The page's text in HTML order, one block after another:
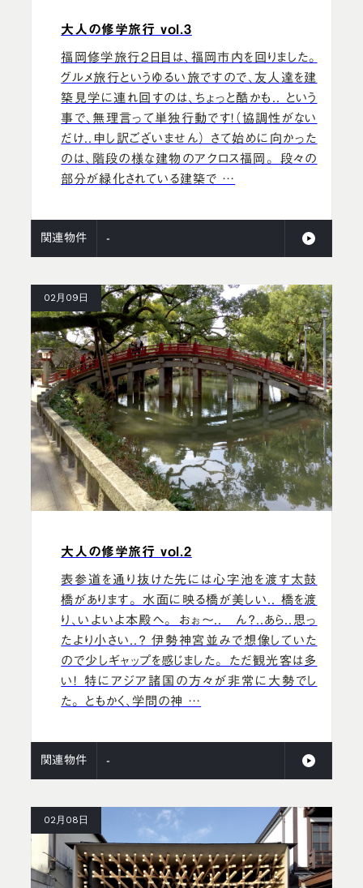
大人の修学旅行 vol.3
福岡修学旅行2日目は、福岡市内を回りました。
グルメ旅行というゆるい旅ですので、友人達を建
築見学に連れ回すのは、ちょっと酷かも.. という
事で、無理言って単独行動です！（協調性がない
だけ..申し訳ございません） さて始めに向かった
のは、階段の様な建物のアクロス福岡。 段々の
部分が緑化されている建築で …
関連物件 -
02月09日
大人の修学旅行 vol.2
表参道を通り抜けた先には心字池を渡す太鼓
橋があります。 水面に映る橋が美しい.. 橋を渡
り、いよいよ本殿へ。 おぉ～.. ん？..あら..思っ
たより小さい..？ 伊勢神宮並みで想像していた
ので少しギャップを感じました。 ただ観光客は多
い！ 特にアジア諸国の方々が非常に大勢でし
た。 ともかく、学問の神 …
関連物件 -
02月08日